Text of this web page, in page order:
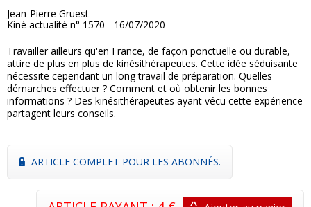
Jean-Pierre Gruest
Kiné actualité n° 1570 - 16/07/2020
Travailler ailleurs qu'en France, de façon ponctuelle ou durable,
attire de plus en plus de kinésithérapeutes. Cette idée séduisante
nécessite cependant un long travail de préparation. Quelles
démarches effectuer ? Comment et où obtenir les bonnes
informations ? Des kinésithérapeutes ayant vécu cette expérience
partagent leurs conseils.
ARTICLE COMPLET POUR LES ABONNÉS.